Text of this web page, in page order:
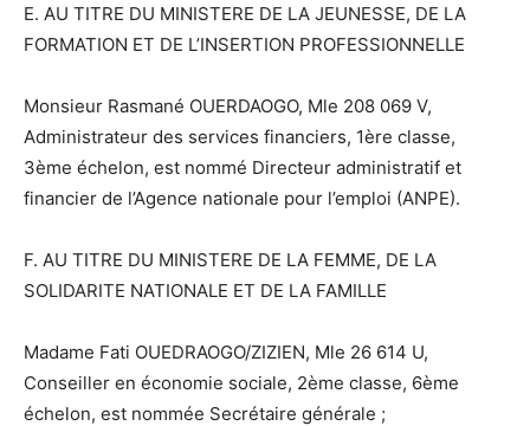
E. AU TITRE DU MINISTERE DE LA JEUNESSE, DE LA
FORMATION ET DE L’INSERTION PROFESSIONNELLE
Monsieur Rasmané OUERDAOGO, Mle 208 069 V,
Administrateur des services financiers, 1ère classe,
3ème échelon, est nommé Directeur administratif et
financier de l’Agence nationale pour l’emploi (ANPE).
F. AU TITRE DU MINISTERE DE LA FEMME, DE LA
SOLIDARITE NATIONALE ET DE LA FAMILLE
Madame Fati OUEDRAOGO/ZIZIEN, Mle 26 614 U,
Conseiller en économie sociale, 2ème classe, 6ème
échelon, est nommée Secrétaire générale ;